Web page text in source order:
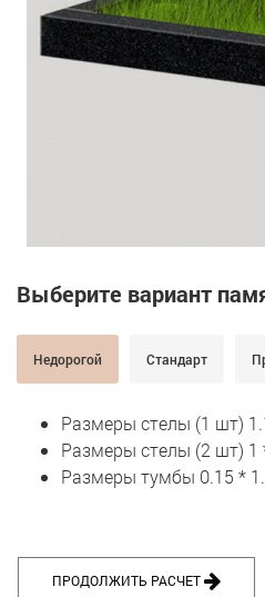
Выберите вариант
Недорогой Стандарт
Размеры стелы (1 шт)
Размеры стелы (2 шт) 1
Размеры тумбы 0.15 *
ПРОДОЛЖИТЬ РАСЧЕТ